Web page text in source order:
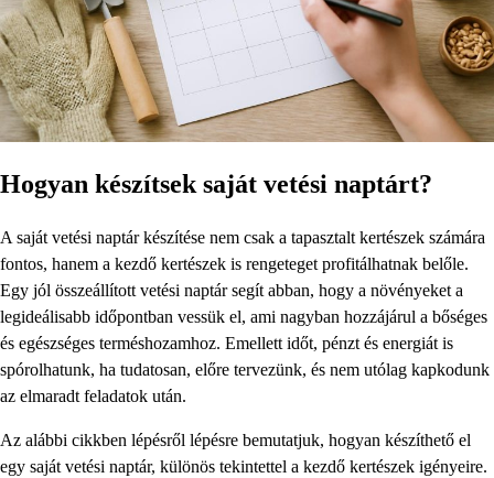
Hogyan készítsek saját vetési naptárt?
A saját vetési naptár készítése nem csak a tapasztalt kertészek számára
fontos, hanem a kezdő kertészek is rengeteget profitálhatnak belőle.
Egy jól összeállított vetési naptár segít abban, hogy a növényeket a
legideálisabb időpontban vessük el, ami nagyban hozzájárul a bőséges
és egészséges terméshozamhoz. Emellett időt, pénzt és energiát is
spórolhatunk, ha tudatosan, előre tervezünk, és nem utólag kapkodunk
az elmaradt feladatok után.
Az alábbi cikkben lépésről lépésre bemutatjuk, hogyan készíthető el
egy saját vetési naptár, különös tekintettel a kezdő kertészek igényeire.